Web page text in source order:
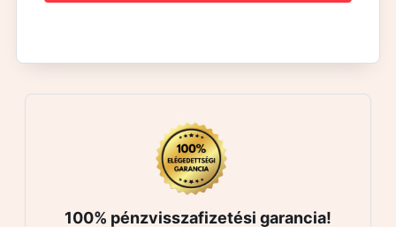
100% pénzvisszafizetési garancia!